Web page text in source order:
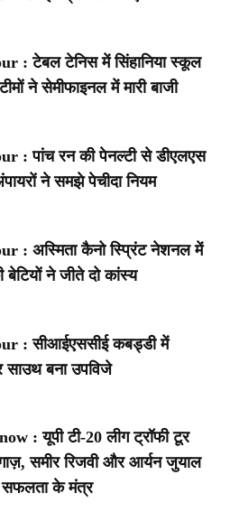
: टेबल टेनिस में सिंहानिया स्कूल
ने सेमीफाइनल में मारी बाजी
: पांच रन की पेनल्टी से डीएलएस
ने समझे पेचीदा नियम
: अस्मिता कैनो स्प्रिंट नेशनल में
बेटियों ने जीते दो कांस्य
: सीआईएससीई कबड्डी में
साउथ बना उपविजे
: यूपी टी-20 लीग ट्रॉफी टूर
समीर रिजवी और आर्यन जुयाल
सफलता के मंत्र